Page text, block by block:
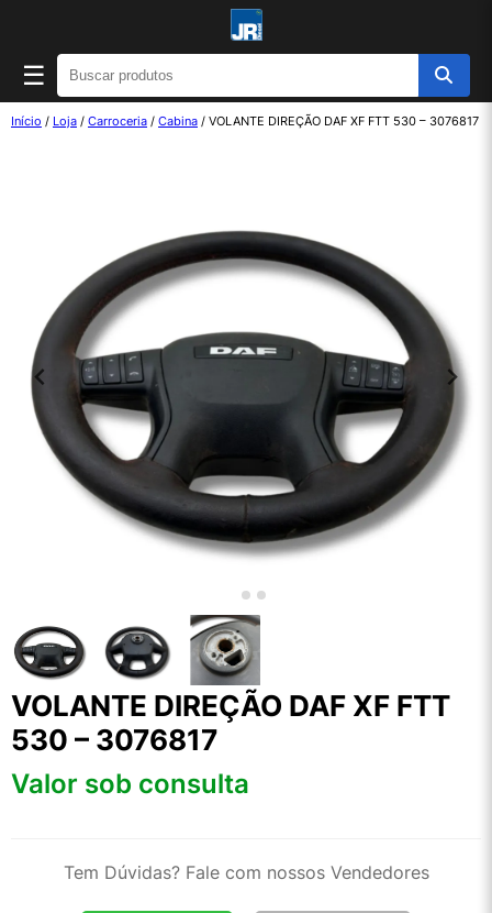
☰
Início / Loja / Carroceria / Cabina / VOLANTE DIREÇÃO DAF XF FTT 530 – 3076817
VOLANTE DIREÇÃO DAF XF FTT
530 – 3076817
Valor sob consulta
Tem Dúvidas? Fale com nossos Vendedores